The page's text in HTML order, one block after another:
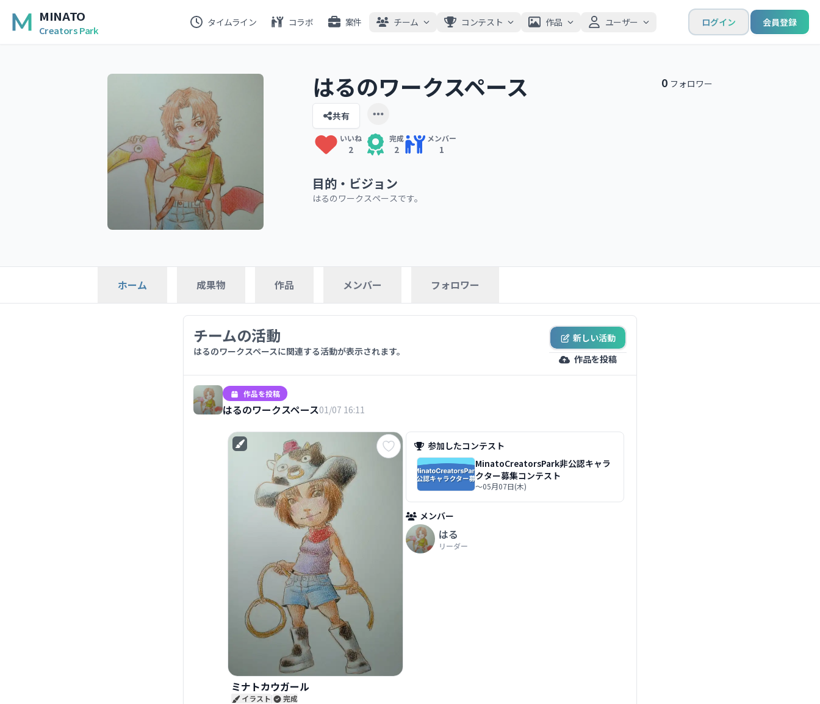
MINATO
Creators Park
ログイン 会員登録
タイムライン コラボ 案件 チーム コンテスト 作品 ユーザー
はるのワークスペース
共有
いいね
2
完成
2
メンバー
1
0 フォロワー
目的・ビジョン
はるのワークスペースです。
ホーム 成果物 作品 メンバー フォロワー
チームの活動
はるのワークスペースに関連する活動が表示されます。
新しい活動
作品を投稿
作品を投稿
はるのワークスペース01/07 16:11
ミナトカウガール
イラスト| 完成
参加したコンテスト
MinatoCreatorsPark非公認キャラ
クター募集コンテスト
～05月07日(木)
メンバー
はる
リーダー